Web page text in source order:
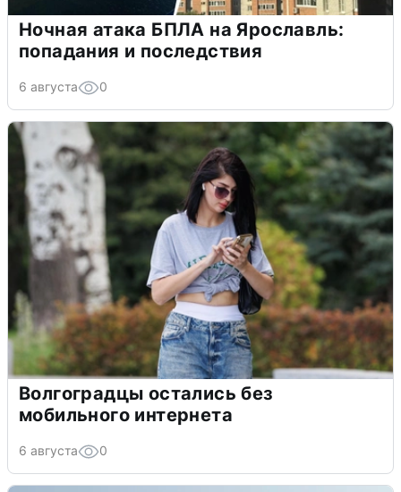
Ночная атака БПЛА на Ярославль:
попадания и последствия
6 августа 0
Волгоградцы остались без
мобильного интернета
6 августа 0